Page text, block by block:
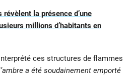
révèlent la présence d’une
millions d’habitants en
ces structures de flammes
a été soudainement emporté